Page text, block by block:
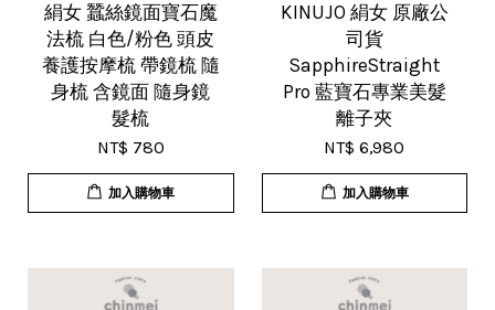
絹女 蠶絲鏡面寶石魔
法梳 白色/粉色 頭皮
養護按摩梳 帶鏡梳 隨
身梳 含鏡面 隨身鏡
髮梳
NT$ 780
加入購物車
KINUJO 絹女 原廠公
司貨
SapphireStraight
Pro 藍寶石專業美髮
離子夾
NT$ 6,980
加入購物車